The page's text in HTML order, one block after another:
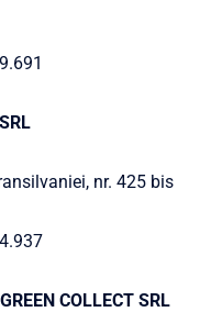
nr. 425 bis
COLLECT SRL